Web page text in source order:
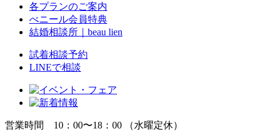
各プランのご案内
べニール会員特典
結婚相談所｜beau lien
試着相談予約
LINEで相談
営業時間 10：00〜18：00 （水曜定休）